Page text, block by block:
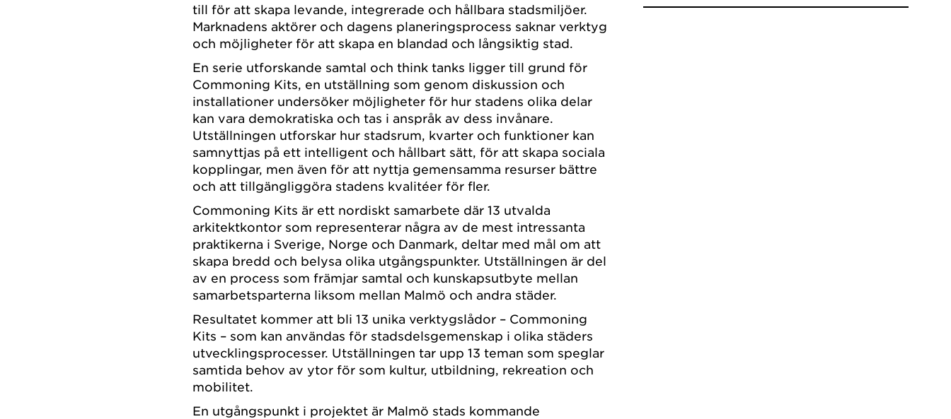
till för att skapa levande, integrerade och hållbara stadsmiljöer.
Marknadens aktörer och dagens planeringsprocess saknar verktyg
och möjligheter för att skapa en blandad och långsiktig stad.
En serie utforskande samtal och think tanks ligger till grund för
Commoning Kits, en utställning som genom diskussion och
installationer undersöker möjligheter för hur stadens olika delar
kan vara demokratiska och tas i anspråk av dess invånare.
Utställningen utforskar hur stadsrum, kvarter och funktioner kan
samnyttjas på ett intelligent och hållbart sätt, för att skapa sociala
kopplingar, men även för att nyttja gemensamma resurser bättre
och att tillgängliggöra stadens kvalitéer för fler.
Commoning Kits är ett nordiskt samarbete där 13 utvalda
arkitektkontor som representerar några av de mest intressanta
praktikerna i Sverige, Norge och Danmark, deltar med mål om att
skapa bredd och belysa olika utgångspunkter. Utställningen är del
av en process som främjar samtal och kunskapsutbyte mellan
samarbetsparterna liksom mellan Malmö och andra städer.
Resultatet kommer att bli 13 unika verktygslådor – Commoning
Kits – som kan användas för stadsdelsgemenskap i olika städers
utvecklingsprocesser. Utställningen tar upp 13 teman som speglar
samtida behov av ytor för som kultur, utbildning, rekreation och
mobilitet.
En utgångspunkt i projektet är Malmö stads kommande